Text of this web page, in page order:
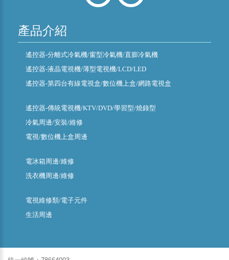
產品介紹
遙控器-分離式冷氣機/窗型冷氣機/直膨冷氣機
遙控器-液晶電視機/薄型電視機/LCD/LED
遙控器-第四台有線電視盒/數位機上盒/網路電視盒
遙控器-傳統電視機/KTV/DVD/學習型/燒錄型
冷氣周邊/安裝/維修
電視/數位機上盒周邊
電冰箱周邊/維修
洗衣機周邊/維修
電視維修類/電子元件
生活周邊